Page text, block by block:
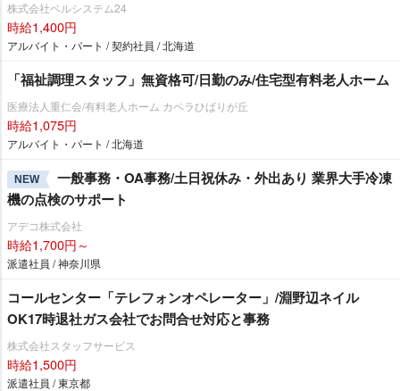
株式会社ベルシステム24
時給1,400円
アルバイト・パート / 契約社員 / 北海道
「福祉調理スタッフ」無資格可/日勤のみ/住宅型有料老人ホーム
医療法人重仁会/有料老人ホーム カペラひばりが丘
時給1,075円
アルバイト・パート / 北海道
NEW
一般事務・OA事務/土日祝休み・外出あり 業界大手冷凍
機の点検のサポート
アデコ株式会社
時給1,700円～
派遣社員 / 神奈川県
コールセンター「テレフォンオペレーター」/淵野辺ネイル
OK17時退社ガス会社でお問合せ対応と事務
株式会社スタッフサービス
時給1,500円
派遣社員 / 東京都